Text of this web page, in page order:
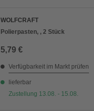
WOLFCRAFT
Polierpasten, , 2 Stück
5,79 €
Verfügbarkeit im Markt prüfen
lieferbar
Zustellung 13.08. - 15.08.